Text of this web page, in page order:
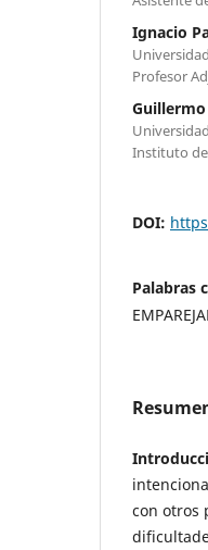
Ignacio
Profesor
Instituto
DOI:
Palabras
con otros